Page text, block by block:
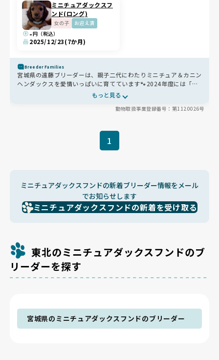
ミニチュアダックスフ
ンド(ロング)
女の子 お迎え済
-円（税込）
2025/12/23(7か月)
Breeder Families
宮城県の遠藤ブリーダーは、親子二代にわたりミニチュア＆カニン
ヘンダックスを愛情いっぱいに育てています🐾2024年度には「優
良犬繁殖実績（アウトスタンディングブリーダー）」として表彰！
少数飼育で、一頭一頭の健康と幸せを最優先🐶手作りごはんと丁寧
なケアで輝く毛並みと穏やかな性格を育んでいます✨
もっと見る
動物取扱事業登録番号：第1120026号
1
ミニチュアダックスフンドの新着ブリーダー情報をメール
でお知らせします
ミニチュアダックスフンドの新着を受け取る
東北のミニチュアダックスフンドのブ
リーダーを探す
宮城県のミニチュアダックスフンドのブリーダー